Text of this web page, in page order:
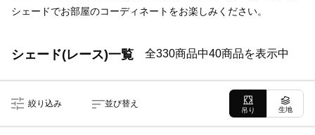
シェードでお部屋のコーディネートをお楽しみください。
シェード(レース)一覧 全330商品中40商品を表示中
絞り込み 並び替え
吊り 生地